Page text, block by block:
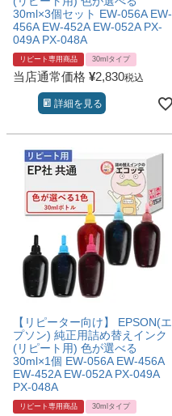
30ml×3個セット EW-056A EW-
456A EW-452A EW-052A PX-
049A PX-048A
リピート専用商品 30mlタイプ
当店通常価格 ¥2,830税込
詳細を見る
【リピーター向け】 EPSON(エ
プソン) 純正用詰め替えインク
(リピート用) 色が選べる
30ml×1個 EW-056A EW-456A
EW-452A EW-052A PX-049A
PX-048A
リピート専用商品 30mlタイプ